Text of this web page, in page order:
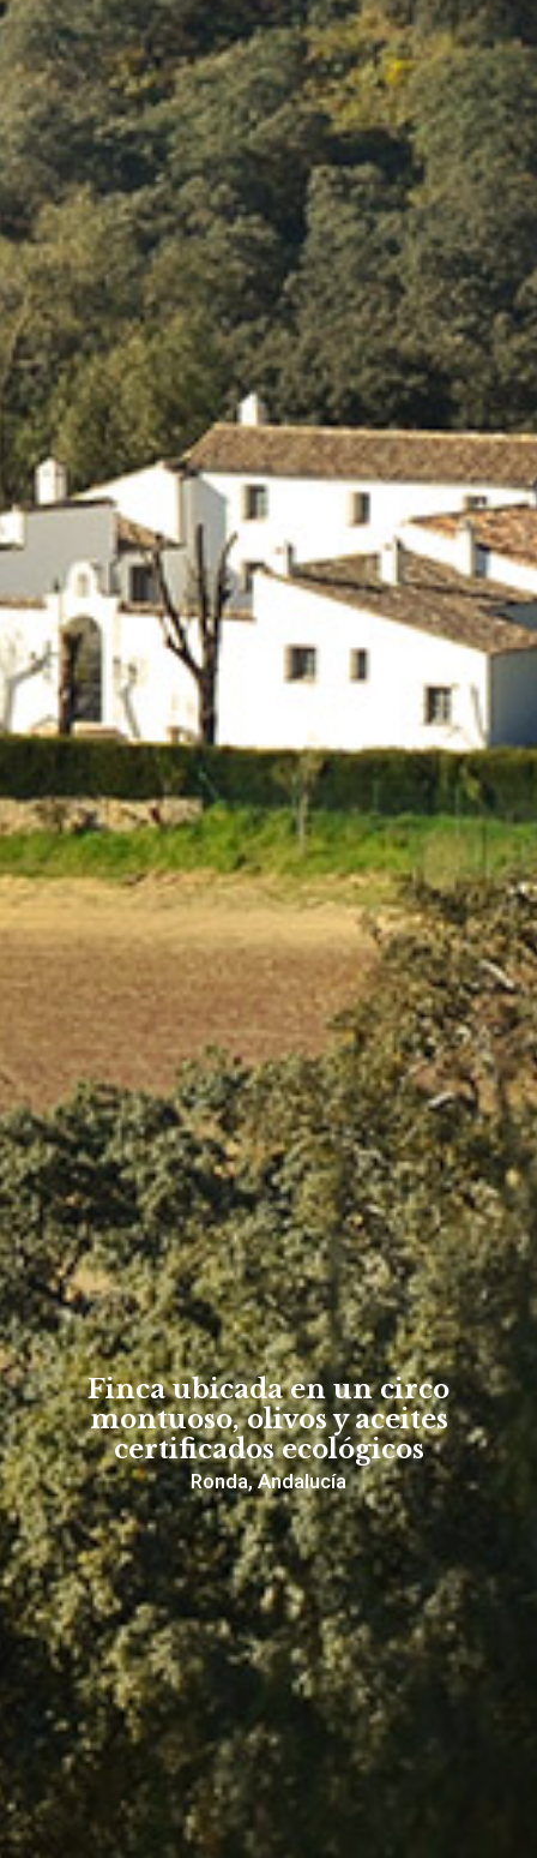
Finca ubicada en un circo
montuoso, olivos y aceites
certificados ecológicos
Ronda, Andalucía